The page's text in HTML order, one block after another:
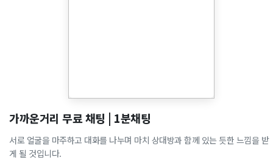
가까운거리 무료 채팅 | 1분채팅
서로 얼굴을 마주하고 대화를 나누며 마치 상대방과 함께 있는 듯한 느낌을 받
게 될 것입니다.